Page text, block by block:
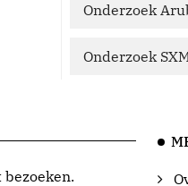
Onderzoek
Onderzoek